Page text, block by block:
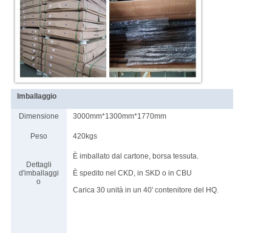
Imballaggio
Dimensione 3000mm*1300mm*1770mm
Peso 420kgs
Dettagli
d'imballaggi
o
È imballato dal cartone, borsa tessuta.
È spedito nel CKD, in SKD o in CBU
Carica 30 unità in un 40' contenitore del HQ.